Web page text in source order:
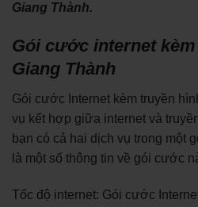
Giang Thành.
Gói cước internet
Giang Thành
Gói cước Internet kèm truyền
vụ kết hợp giữa internet và
bạn có cả hai dịch vụ trong một
là một số thông tin về gói cước
Tốc độ internet: Gói cước